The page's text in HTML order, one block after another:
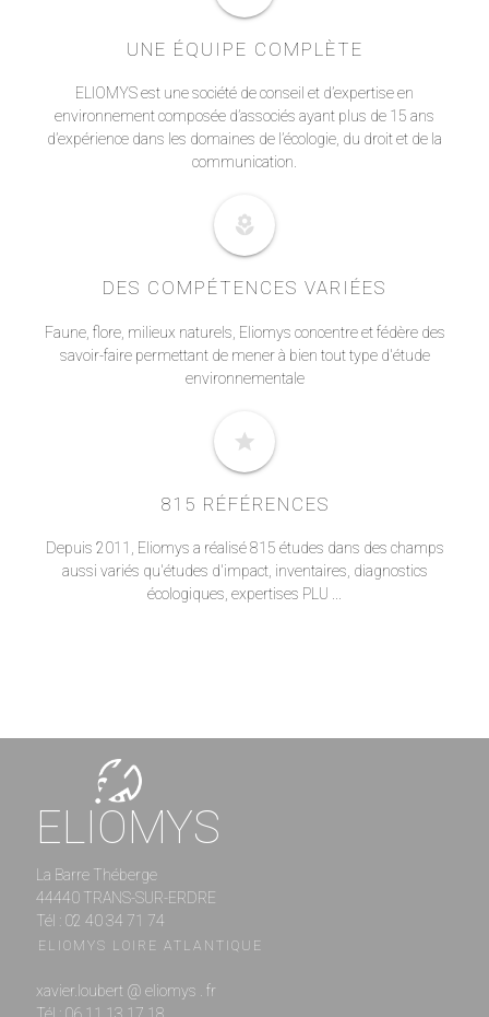
UNE ÉQUIPE COMPLÈTE
ELIOMYS est une société de conseil et d’expertise en
environnement composée d’associés ayant plus de 15 ans
d’expérience dans les domaines de l’écologie, du droit et de la
communication.
local_florist
DES COMPÉTENCES VARIÉES
Faune, flore, milieux naturels, Eliomys concentre et fédère des
savoir-faire permettant de mener à bien tout type d'étude
environnementale
star
815 RÉFÉRENCES
Depuis 2011, Eliomys a réalisé 815 études dans des champs
aussi variés qu'études d'impact, inventaires, diagnostics
écologiques, expertises PLU ...
ELIOMYS
La Barre Théberge
44440 TRANS-SUR-ERDRE
Tél : 02 40 34 71 74
ELIOMYS LOIRE ATLANTIQUE
xavier.loubert @ eliomys . fr